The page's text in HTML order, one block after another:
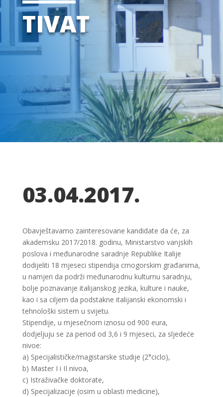
TIVAT
03.04.2017.
Obavještavamo zainteresovane kandidate da će, za
akademsku 2017/2018. godinu, Ministarstvo vanjskih
poslova i međunarodne saradnje Republike Italije
dodijeliti 18 mjeseci stipendija crnogorskim građanima,
u namjeri da podrži međunarodnu kulturnu saradnju,
bolje poznavanje italijanskog jezika, kulture i nauke,
kao i sa ciljem da podstakne italijanski ekonomski i
tehnološki sistem u svijetu.
Stipendije, u mjesečnom iznosu od 900 eura,
dodjeljuju se za period od 3,6 i 9 mjeseci, za sljedeće
nivoe:
a) Specijalističke/magistarske studije (2°ciclo),
b) Master I i II nivoa,
c) Istraživačke doktorate,
d) Specijalizacije (osim u oblasti medicine),